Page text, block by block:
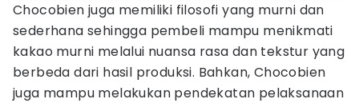
Chocobien juga memiliki filosofi yang murni dan
sederhana sehingga pembeli mampu menikmati
kakao murni melalui nuansa rasa dan tekstur yang
berbeda dari hasil produksi. Bahkan, Chocobien
juga mampu melakukan pendekatan pelaksanaan